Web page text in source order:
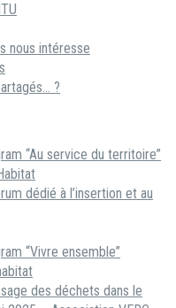
nous intéresse
?
“Au service du territoire”
dédié à l’insertion et au
“Vivre ensemble”
des déchets dans le